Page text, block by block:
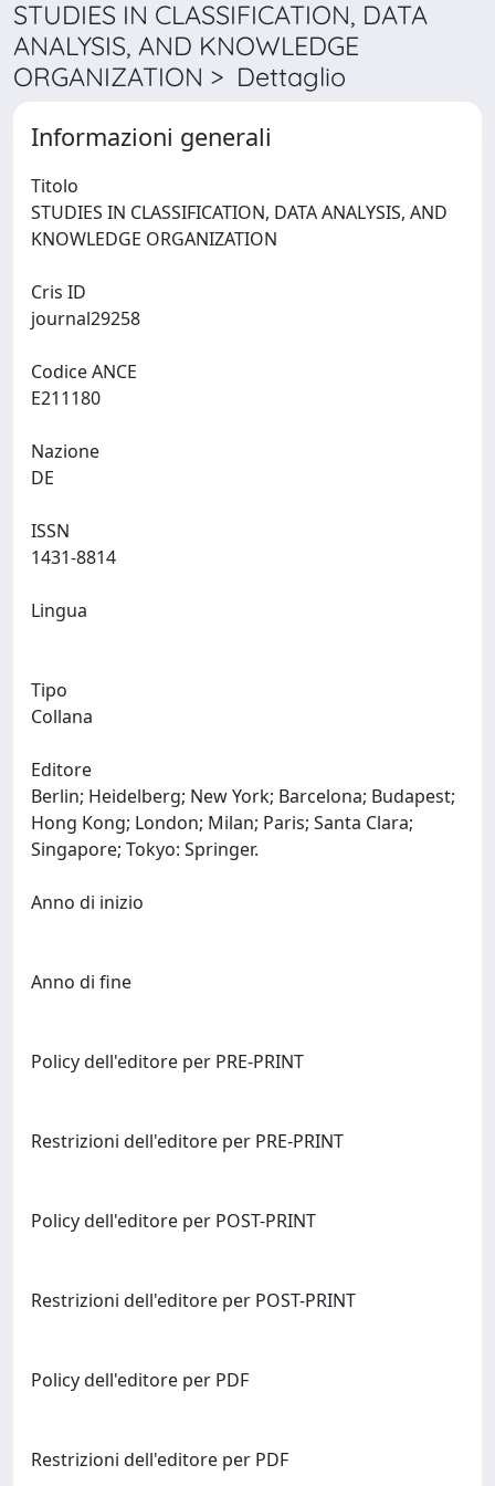
STUDIES IN CLASSIFICATION, DATA
ANALYSIS, AND KNOWLEDGE
ORGANIZATION > Dettaglio
Informazioni generali
Titolo
STUDIES IN CLASSIFICATION, DATA ANALYSIS, AND
Cris ID
Codice ANCE
Nazione
ISSN
Lingua
Tipo
Collana
Editore
Berlin; Heidelberg; New York; Barcelona; Budapest;
Hong Kong; London; Milan; Paris; Santa Clara;
Anno di inizio
Anno di fine
Policy dell'editore per PRE-PRINT
Restrizioni dell'editore per PRE-PRINT
Policy dell'editore per POST-PRINT
Restrizioni dell'editore per POST-PRINT
Policy dell'editore per PDF
Restrizioni dell'editore per PDF